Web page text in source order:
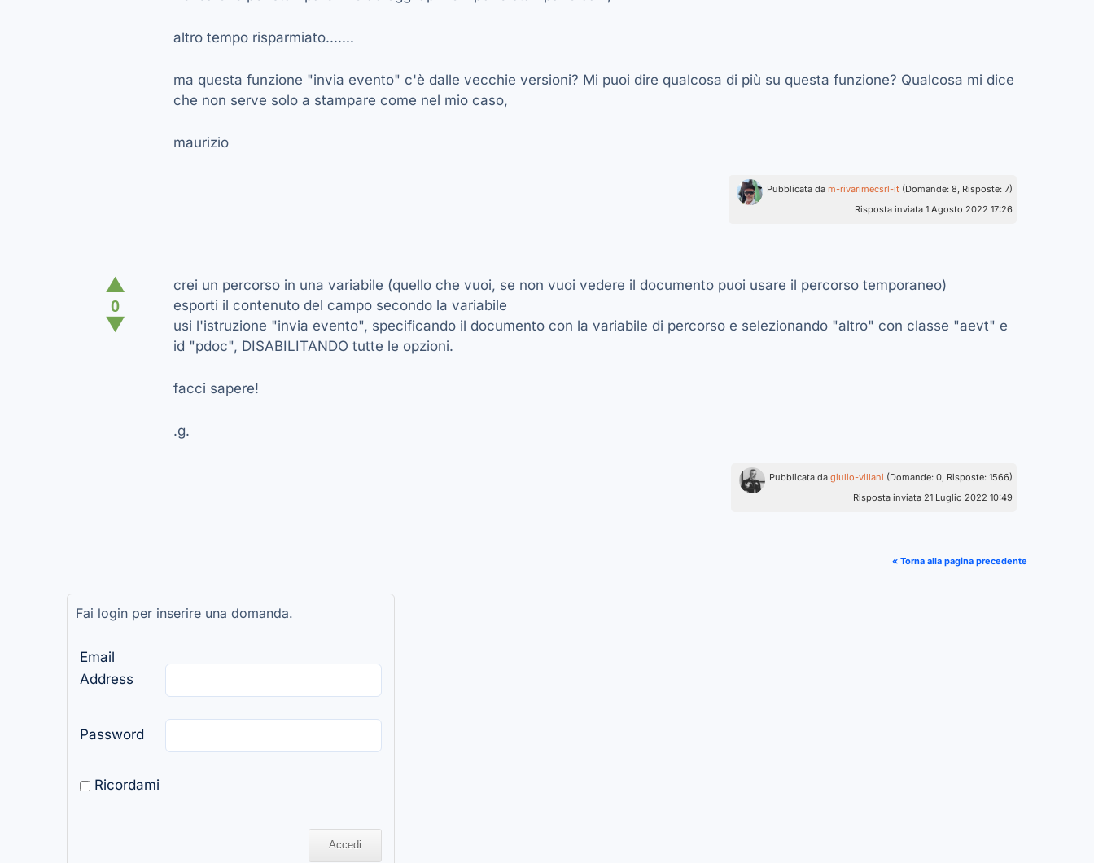
altro tempo risparmiato.......
ma questa funzione "invia evento" c'è dalle vecchie versioni? Mi puoi dire qualcosa di più su questa funzione? Qualcosa mi dice
che non serve solo a stampare come nel mio caso,
maurizio
Pubblicata da m-rivarimecsrl-it (Domande: 8, Risposte: 7)
Risposta inviata 1 Agosto 2022 17:26
▲
0
▼
crei un percorso in una variabile (quello che vuoi, se non vuoi vedere il documento puoi usare il percorso temporaneo)
esporti il contenuto del campo secondo la variabile
usi l'istruzione "invia evento", specificando il documento con la variabile di percorso e selezionando "altro" con classe "aevt" e
id "pdoc", DISABILITANDO tutte le opzioni.
facci sapere!
.g.
Pubblicata da giulio-villani (Domande: 0, Risposte: 1566)
Risposta inviata 21 Luglio 2022 10:49
« Torna alla pagina precedente
Fai login per inserire una domanda.
Email
Address
Password
Ricordami